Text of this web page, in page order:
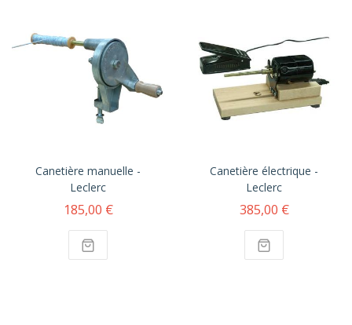
Canetière manuelle -
Leclerc
185,00 €
Canetière électrique -
Leclerc
385,00 €